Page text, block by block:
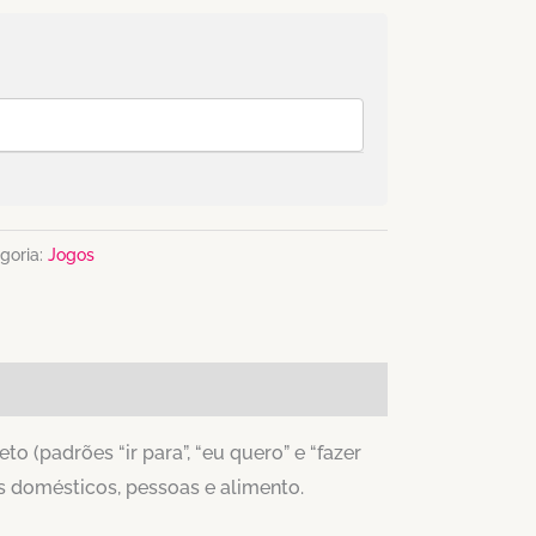
Jogos
“ir para”, “eu quero” e “fazer
pessoas e alimento.